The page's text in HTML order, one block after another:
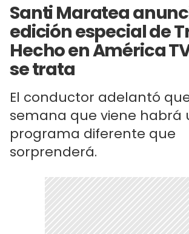
Santi Maratea
edición especial de
Hecho en América
se trata
El conductor adelantó
semana que viene habrá
programa diferente que
sorprenderá.